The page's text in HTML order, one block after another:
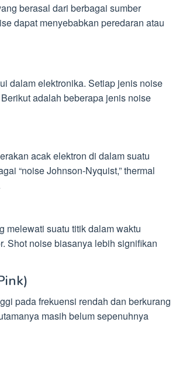
berasal dari berbagai sumber
dapat menyebabkan peredaran atau
dalam elektronika. Setiap jenis noise
adalah beberapa jenis noise
acak elektron di dalam suatu
“noise Johnson-Nyquist,” thermal
melewati suatu titik dalam waktu
Shot noise biasanya lebih signifikan
pada frekuensi rendah dan berkurang
masih belum sepenuhnya